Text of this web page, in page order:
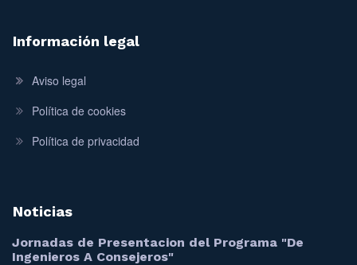
Información legal
Aviso legal
Política de cookies
Política de privacidad
Noticias
Jornadas de Presentacion del Programa "De
Ingenieros A Consejeros"